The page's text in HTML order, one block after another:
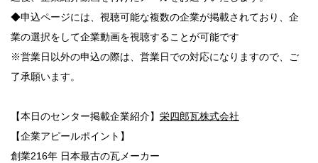
◆申込ページには、視聴可能な複数の企業が掲載されており、企
業の選択をして企業動画を視聴することが可能です
※営業日以外の申込の際は、営業日での対応になりますので、ご
了承願います。
【本日のセンター掲載企業紹介】 栄四郎瓦株式会社
【企業アピールポイント】
創業216年 日本最古の瓦メーカー